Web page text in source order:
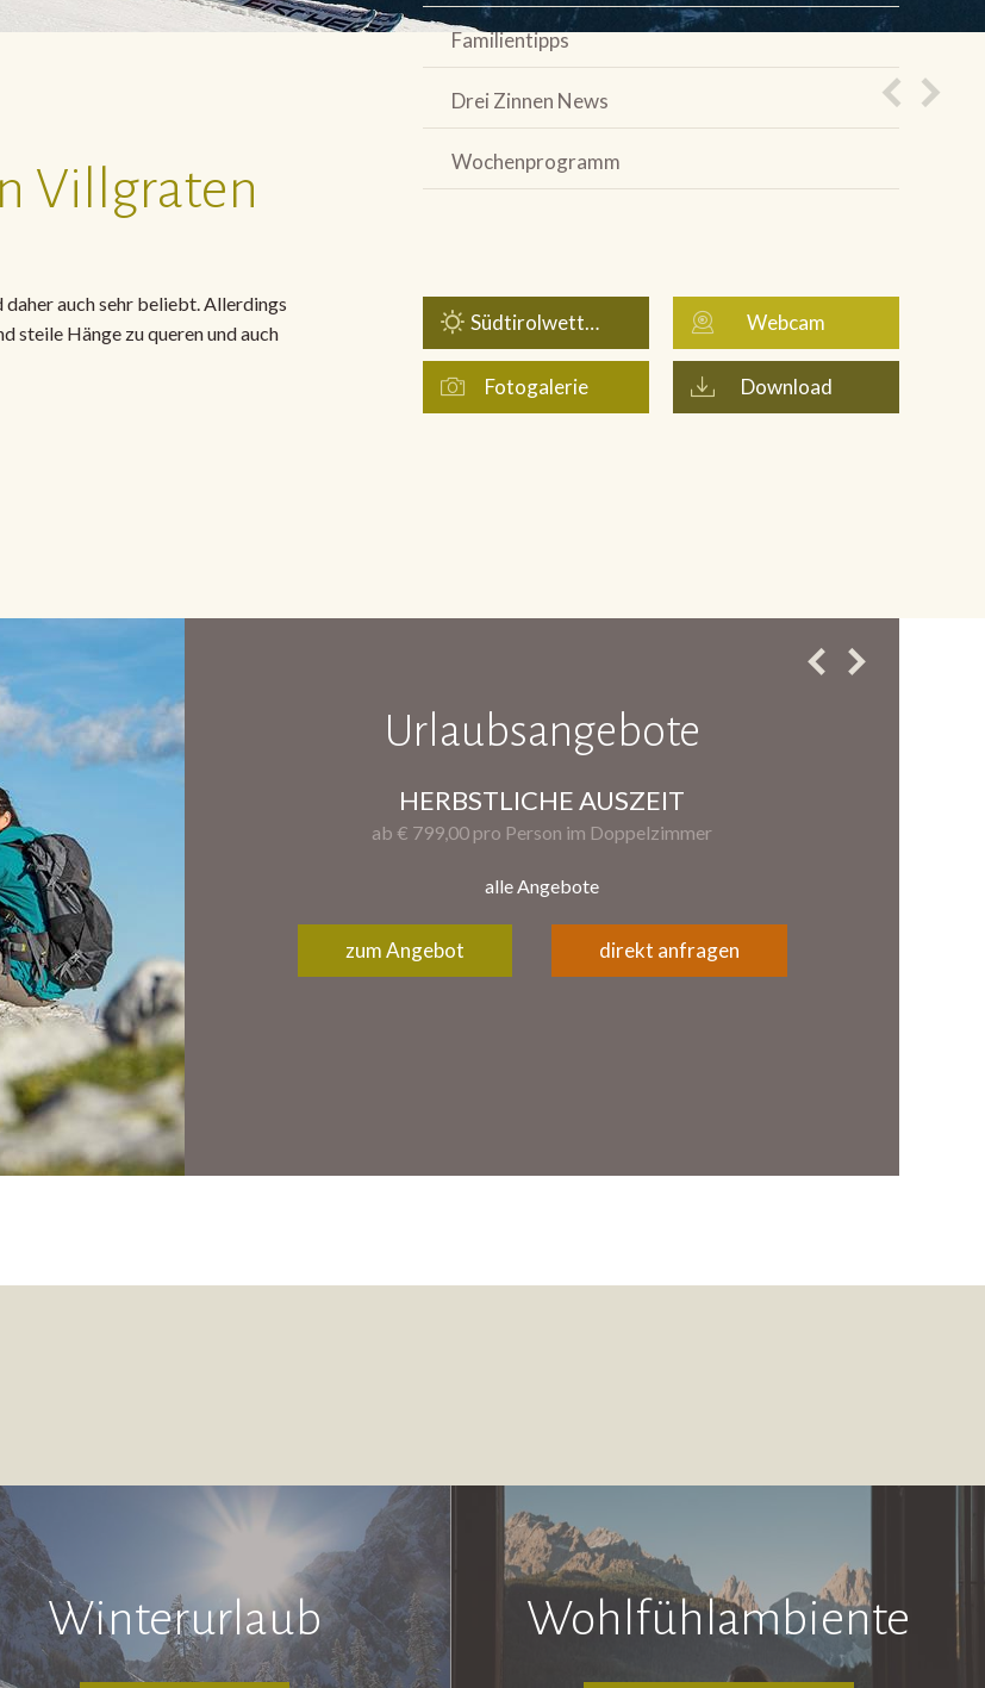
Villgraten
auch sehr beliebt. Allerdings
steile Hänge zu queren und auch
Familientipps
Drei Zinnen News
Wochenprogramm
Südtirolwetter Webcam
Fotogalerie Download
Urlaubsangebote
HERBSTLICHE AUSZEIT
ab € 799,00 pro Person im Doppelzimmer
alle Angebote
zum Angebot direkt anfragen
Winterurlaub Wohlfühlambiente